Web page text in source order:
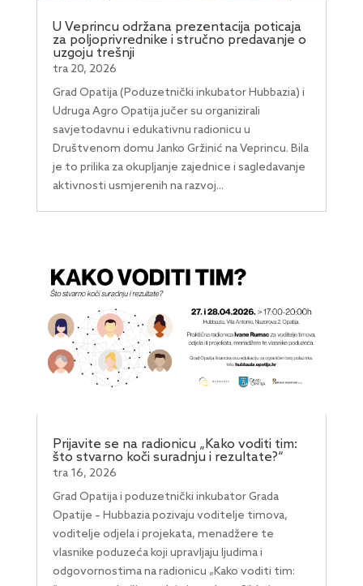
U Veprincu održana prezentacija poticaja
za poljoprivrednike i stručno predavanje o
uzgoju trešnji
tra 20, 2026
Grad Opatija (Poduzetnički inkubator Hubbazia) i
Udruga Agro Opatija jučer su organizirali
savjetodavnu i edukativnu radionicu u
Društvenom domu Janko Gržinić na Veprincu. Bila
je to prilika za okupljanje zajednice i sagledavanje
aktivnosti usmjerenih na razvoj...
Prijavite se na radionicu „Kako voditi tim:
što stvarno koči suradnju i rezultate?“
tra 16, 2026
Grad Opatija i poduzetnički inkubator Grada
Opatije – Hubbazia pozivaju voditelje timova,
voditelje odjela i projekata, menadžere te
vlasnike poduzeća koji upravljaju ljudima i
odgovornostima na radionicu „Kako voditi tim: